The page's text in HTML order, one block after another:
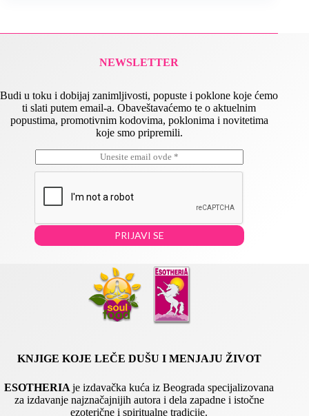
NEWSLETTER
Budi u toku i dobijaj zanimljivosti, popuste i poklone koje ćemo
ti slati putem email-a. Obaveštavaćemo te o aktuelnim
popustima, promotivnim kodovima, poklonima i novitetima
koje smo pripremili.
m
m
m
PRIJAVI SE
KNJIGE KOJE LEČE DUŠU I MENJAJU ŽIVOT
ESOTHERIAje izdavačka kuća iz Beograda specijalizovana
za izdavanje najznačajnijih autora i dela zapadne i istočne
ezoterične i spiritualne tradicije.